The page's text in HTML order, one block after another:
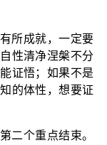
所成就，一定要
性清净涅槃不分
证悟；如果不是
的体性，想要证
二个重点结束。